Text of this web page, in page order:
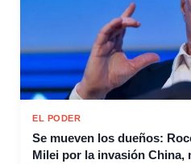
EL PODER
Se mueven los dueños:
Milei por la invasión China,